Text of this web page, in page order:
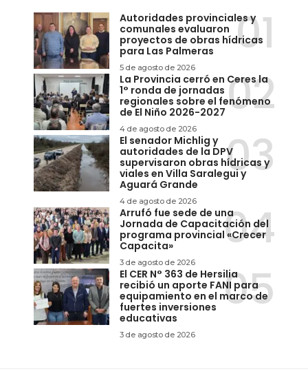
Autoridades provinciales y
comunales evaluaron
proyectos de obras hídricas
para Las Palmeras
5 de agosto de 2026
La Provincia cerró en Ceres la
1° ronda de jornadas
regionales sobre el fenómeno
de El Niño 2026-2027
4 de agosto de 2026
El senador Michlig y
autoridades de la DPV
supervisaron obras hídricas y
viales en Villa Saralegui y
Aguará Grande
4 de agosto de 2026
Arrufó fue sede de una
Jornada de Capacitación del
programa provincial «Crecer
Capacita»
3 de agosto de 2026
El CER N° 363 de Hersilia
recibió un aporte FANI para
equipamiento en el marco de
fuertes inversiones
educativas
3 de agosto de 2026